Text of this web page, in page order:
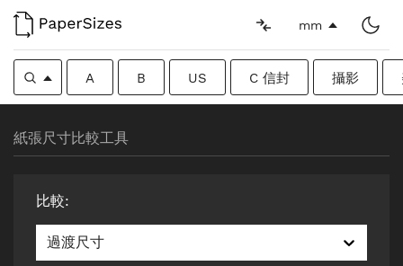
mm
A B US C 信封 攝影
紙張尺寸比較工具
比較:
過渡尺寸